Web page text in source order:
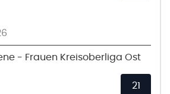
- Frauen Kreisoberliga Ost
21